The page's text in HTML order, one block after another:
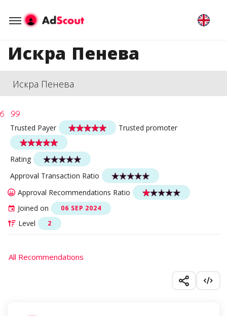
Искра Пенева
Искра Пенева
Trusted Payer Trusted promoter
Rating
Approval Transaction Ratio
Approval Recommendations Ratio
Joined on
06 SEP 2024
Level 2
All Recommendations